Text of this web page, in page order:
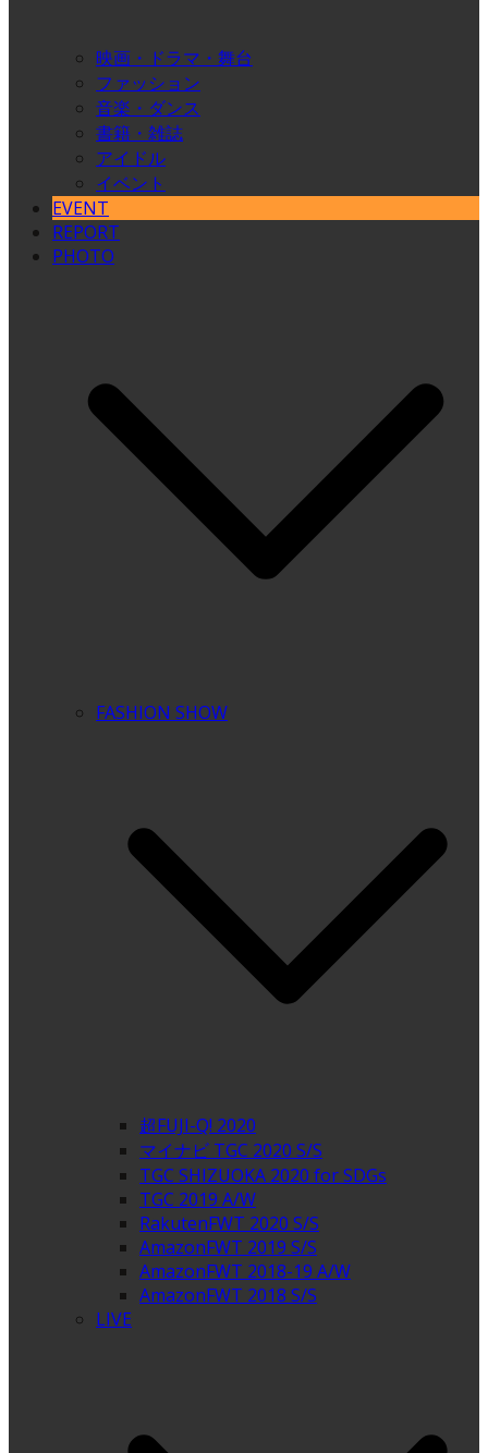
映画・ドラマ・舞台
ファッション
音楽・ダンス
書籍・雑誌
アイドル
イベント
EVENT
REPORT
PHOTO
FASHION SHOW
超FUJI-Q! 2020
マイナビ TGC 2020 S/S
TGC SHIZUOKA 2020 for SDGs
TGC 2019 A/W
RakutenFWT 2020 S/S
AmazonFWT 2019 S/S
AmazonFWT 2018-19 A/W
AmazonFWT 2018 S/S
LIVE